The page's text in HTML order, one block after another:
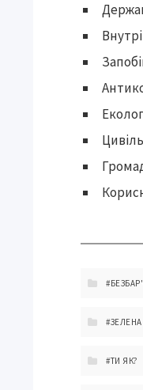
#ЗЕЛЕНА
#ТИ ЯК?